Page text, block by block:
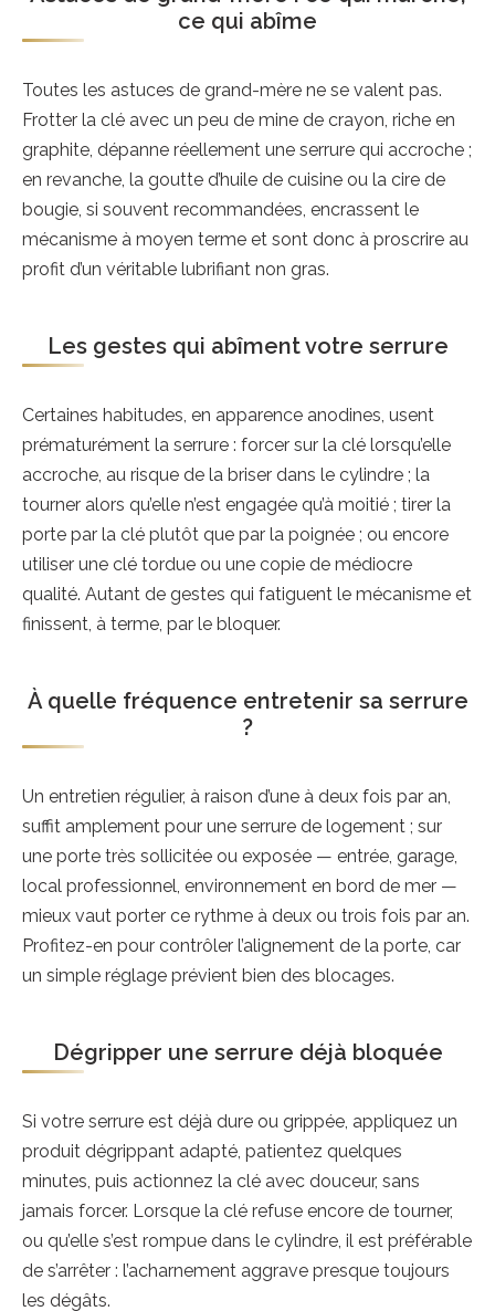
ce qui abîme
Toutes les astuces de grand-mère ne se valent pas.
Frotter la clé avec un peu de mine de crayon, riche en
graphite, dépanne réellement une serrure qui accroche ;
en revanche, la goutte d’huile de cuisine ou la cire de
bougie, si souvent recommandées, encrassent le
mécanisme à moyen terme et sont donc à proscrire au
profit d’un véritable lubrifiant non gras.
Les gestes qui abîment votre serrure
Certaines habitudes, en apparence anodines, usent
prématurément la serrure : forcer sur la clé lorsqu’elle
accroche, au risque de la briser dans le cylindre ; la
tourner alors qu’elle n’est engagée qu’à moitié ; tirer la
porte par la clé plutôt que par la poignée ; ou encore
utiliser une clé tordue ou une copie de médiocre
qualité. Autant de gestes qui fatiguent le mécanisme et
finissent, à terme, par le bloquer.
À quelle fréquence entretenir sa serrure
?
Un entretien régulier, à raison d’une à deux fois par an,
suffit amplement pour une serrure de logement ; sur
une porte très sollicitée ou exposée — entrée, garage,
local professionnel, environnement en bord de mer —
mieux vaut porter ce rythme à deux ou trois fois par an.
Profitez-en pour contrôler l’alignement de la porte, car
un simple réglage prévient bien des blocages.
Dégripper une serrure déjà bloquée
Si votre serrure est déjà dure ou grippée, appliquez un
produit dégrippant adapté, patientez quelques
minutes, puis actionnez la clé avec douceur, sans
jamais forcer. Lorsque la clé refuse encore de tourner,
ou qu’elle s’est rompue dans le cylindre, il est préférable
de s’arrêter : l’acharnement aggrave presque toujours
les dégâts.